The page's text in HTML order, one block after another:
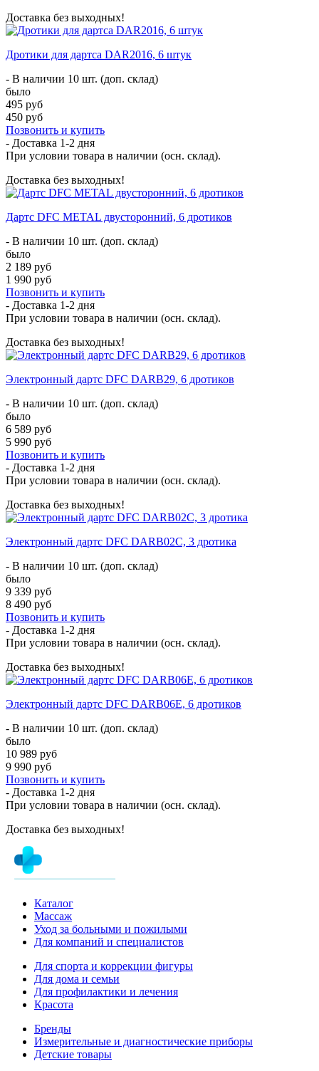
Доставка без выходных!
Дротики для дартса DAR2016, 6 штук
- В наличии 10 шт. (доп. склад)
было
495 руб
450 руб
Позвонить и купить
- Доставка 1-2 дня
При условии товара в наличии (осн. склад).
Доставка без выходных!
Дартс DFC METAL двусторонний, 6 дротиков
- В наличии 10 шт. (доп. склад)
было
2 189 руб
1 990 руб
Позвонить и купить
- Доставка 1-2 дня
При условии товара в наличии (осн. склад).
Доставка без выходных!
Электронный дартс DFC DARB29, 6 дротиков
- В наличии 10 шт. (доп. склад)
было
6 589 руб
5 990 руб
Позвонить и купить
- Доставка 1-2 дня
При условии товара в наличии (осн. склад).
Доставка без выходных!
Электронный дартс DFC DARB02C, 3 дротика
- В наличии 10 шт. (доп. склад)
было
9 339 руб
8 490 руб
Позвонить и купить
- Доставка 1-2 дня
При условии товара в наличии (осн. склад).
Доставка без выходных!
Электронный дартс DFC DARB06E, 6 дротиков
- В наличии 10 шт. (доп. склад)
было
10 989 руб
9 990 руб
Позвонить и купить
- Доставка 1-2 дня
При условии товара в наличии (осн. склад).
Доставка без выходных!
Каталог
Массаж
Уход за больными и пожилыми
Для компаний и специалистов
Для спорта и коррекции фигуры
Для дома и семьи
Для профилактики и лечения
Красота
Бренды
Измерительные и диагностические приборы
Детские товары